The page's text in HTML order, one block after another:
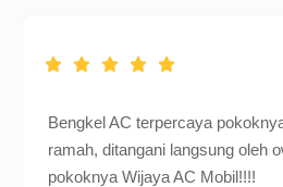
Bengkel AC terpercaya
ramah, ditangani langsung oleh
pokoknya Wijaya AC Mobil!!!!